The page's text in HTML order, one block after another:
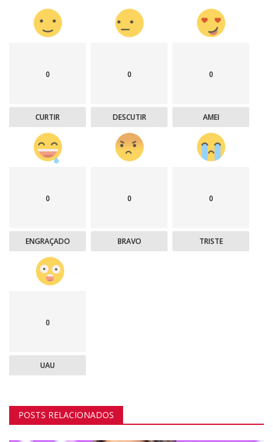
0
CURTIR
0
DESCUTIR
0
AMEI
0
ENGRAÇADO
0
BRAVO
0
TRISTE
0
UAU
POSTS RELACIONADOS